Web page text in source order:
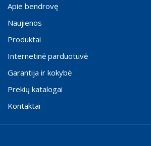
Apie bendrovę
Naujienos
Produktai
Internetinė parduotuvė
Garantija ir kokybė
Prekių katalogai
Kontaktai